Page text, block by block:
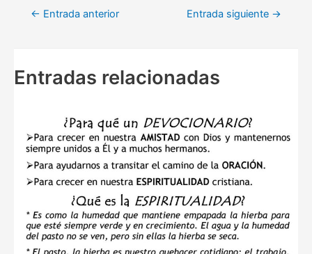
Navegación
← Entrada anterior Entrada siguiente →
Entradas relacionadas